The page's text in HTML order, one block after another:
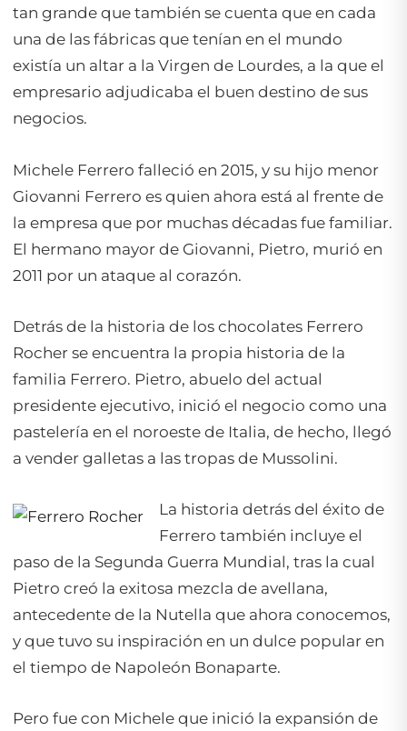
tan grande que también se cuenta que en cada
una de las fábricas que tenían en el mundo
existía un altar a la Virgen de Lourdes, a la que el
empresario adjudicaba el buen destino de sus
negocios.
Michele Ferrero falleció en 2015, y su hijo menor
Giovanni Ferrero es quien ahora está al frente de
la empresa que por muchas décadas fue familiar.
El hermano mayor de Giovanni, Pietro, murió en
2011 por un ataque al corazón.
Detrás de la historia de los chocolates Ferrero
Rocher se encuentra la propia historia de la
familia Ferrero. Pietro, abuelo del actual
presidente ejecutivo, inició el negocio como una
pastelería en el noroeste de Italia, de hecho, llegó
a vender galletas a las tropas de Mussolini.
La historia detrás del éxito de
Ferrero también incluye el
paso de la Segunda Guerra Mundial, tras la cual
Pietro creó la exitosa mezcla de avellana,
antecedente de la Nutella que ahora conocemos,
y que tuvo su inspiración en un dulce popular en
el tiempo de Napoleón Bonaparte.
Pero fue con Michele que inició la expansión de